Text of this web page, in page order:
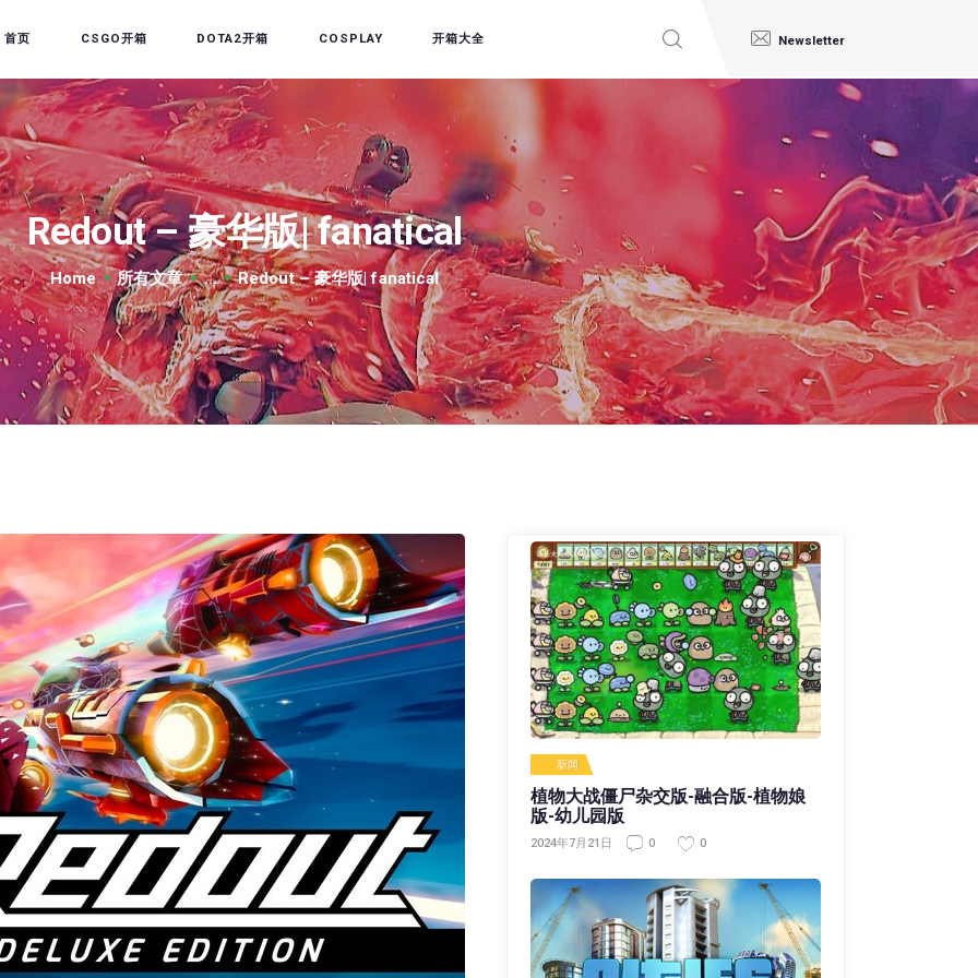
首页 CSGO开箱 DOTA2开箱 COSPLAY 开箱大全 Newsletter
Redout – 豪华版| fanatical
Home 所有文章 ... Redout – 豪华版| fanatical
首页
CSGO开箱
DOTA2开箱
开箱教程
CSGO/DOTA2/绝地求生
第三方开箱
COSPLAY
CSGO音乐盒
CSGO箱子
新闻
植物大战僵尸杂交版-融合版-植物娘
版-幼儿园版
2024年7月21日 0 0